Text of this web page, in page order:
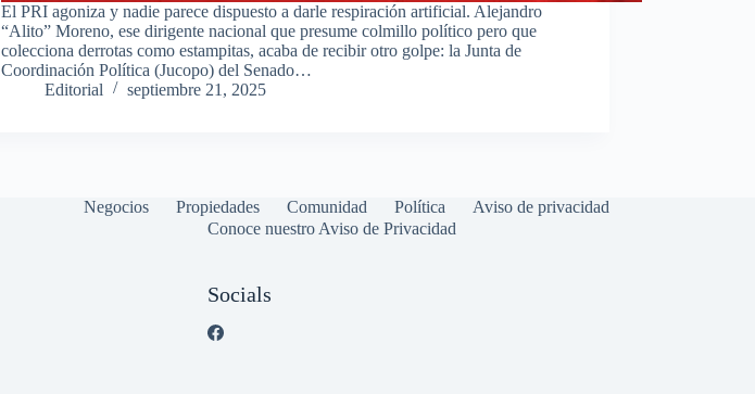
El PRI agoniza y nadie parece dispuesto a darle respiración artificial. Alejandro
“Alito” Moreno, ese dirigente nacional que presume colmillo político pero que
colecciona derrotas como estampitas, acaba de recibir otro golpe: la Junta de
Coordinación Política (Jucopo) del Senado…
Editorial
septiembre 21, 2025
Negocios Propiedades Comunidad Política Aviso de privacidad
Conoce nuestro Aviso de Privacidad
Socials